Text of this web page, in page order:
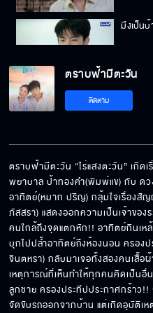
มึงเป็นบ้
จะออกไ
เป็นแบ
แป้งกำลั
ตราบฟ้ามีตะวัน
ติดตาม
ตราบฟ้ามีตะวัน “ไร่แสงตะวัน” เกิด
พยาบาล ป้าทองคำ(พิมพ์แข) กับ ด
อาทิตย์(หมาก ปริญ) กลุ้มใจเรื่องสั
ภัสสรา) แสดงออกความเป็นเจ้าขอ
คนใกล้ถึงจุดแตกหัก!! อาทิตย์กินเห
บุกไปปล้ำอาทิตย์ถึงห้องนอน ครอง
จินตหรา) กลับมาเจอทั้งสองคนเสื้อ
เหตุการณ์ที่เห็นทำให้ทุกคนคิดเป็นอื่
ลูกชาย ครองประทีปประกาศกร้าว!!
จัดขับรถออกจากบ้าน แต่เกิดอุบัติเ